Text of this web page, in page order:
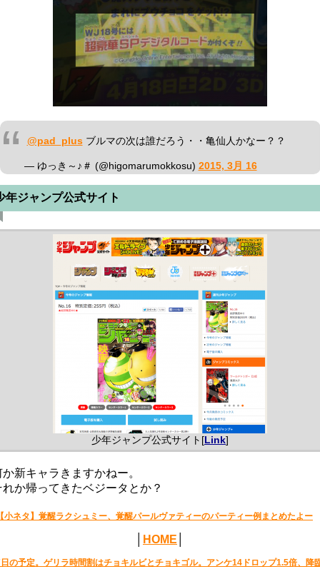
@pad_plusブルマの次は誰だろう・・亀仙人かなー？？
— ゆっき～♪＃ (@higomarumokkosu) 2015, 3月 16
年ジャンプ公式サイト
少年ジャンプ公式サイト[Link]
か新キャラきますかねー。
れか帰ってきたベジータとか？
小ネタ】覚醒ラクシュミー、覚醒パールヴァティーのパーティー例まとめたよー
HOME
の予定。ゲリラ時間割はチョキルビとチョキゴル。アンケ14ドロップ1.5倍、降